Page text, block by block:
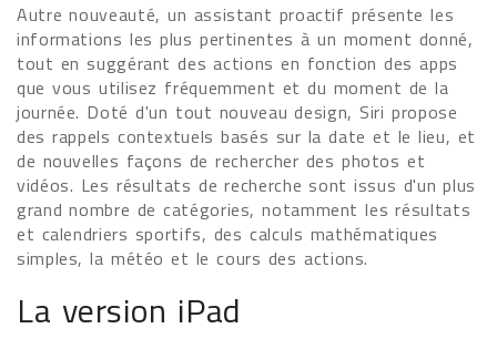
Autre nouveauté, un assistant proactif présente les
informations les plus pertinentes à un moment donné,
tout en suggérant des actions en fonction des apps
que vous utilisez fréquemment et du moment de la
journée. Doté d'un tout nouveau design, Siri propose
des rappels contextuels basés sur la date et le lieu, et
de nouvelles façons de rechercher des photos et
vidéos. Les résultats de recherche sont issus d'un plus
grand nombre de catégories, notamment les résultats
et calendriers sportifs, des calculs mathématiques
simples, la météo et le cours des actions.
La version iPad